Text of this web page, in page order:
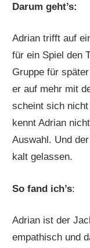
Darum geht’s:
Adrian trifft auf
für ein Spiel den
Gruppe für
er auf mehr mit
scheint sich
kennt Adrian
Auswahl. Und
kalt gelassen.
So fand ich’s:
Adrian ist der
empathisch und